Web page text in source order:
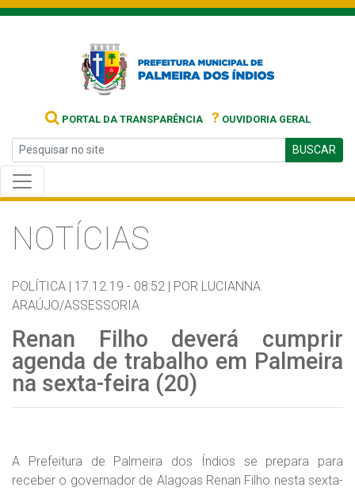
PORTAL DA TRANSPARÊNCIA ? OUVIDORIA GERAL
BUSCAR
NOTÍCIAS
POLÍTICA | 17.12.19 - 08:52 | POR LUCIANNA
ARAÚJO/ASSESSORIA
Renan Filho deverá cumprir
agenda de trabalho em Palmeira
na sexta-feira (20)
A Prefeitura de Palmeira dos Índios se prepara para
receber o governador de Alagoas Renan Filho nesta sexta-